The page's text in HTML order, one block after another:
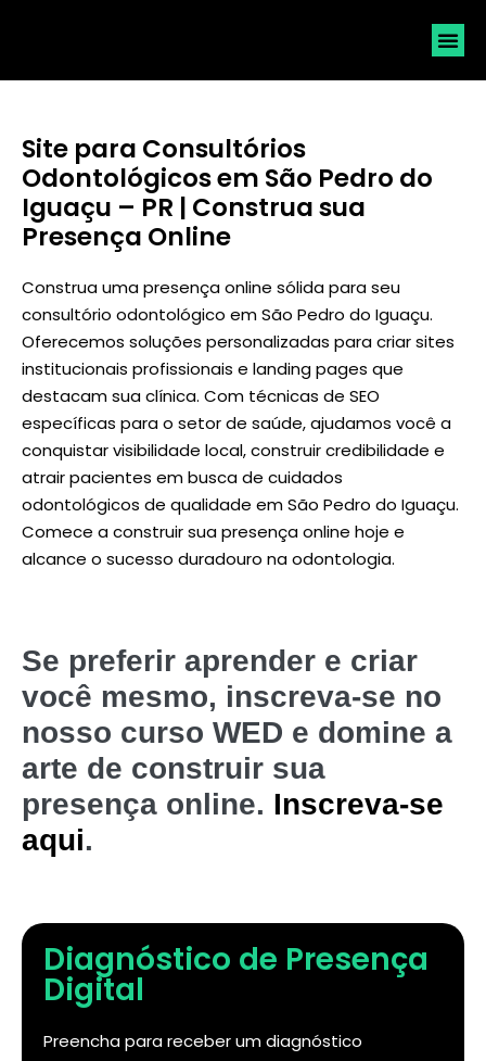
Site para Consultórios
Odontológicos em São Pedro do
Iguaçu – PR | Construa sua
Presença Online
Construa uma presença online sólida para seu
consultório odontológico em São Pedro do Iguaçu.
Oferecemos soluções personalizadas para criar sites
institucionais profissionais e landing pages que
destacam sua clínica. Com técnicas de SEO
específicas para o setor de saúde, ajudamos você a
conquistar visibilidade local, construir credibilidade e
atrair pacientes em busca de cuidados
odontológicos de qualidade em São Pedro do Iguaçu.
Comece a construir sua presença online hoje e
alcance o sucesso duradouro na odontologia.
Se preferir aprender e criar
você mesmo, inscreva-se no
nosso curso WED e domine a
arte de construir sua
presença online. Inscreva-se
aqui.
Diagnóstico de Presença
Digital
Preencha para receber um diagnóstico